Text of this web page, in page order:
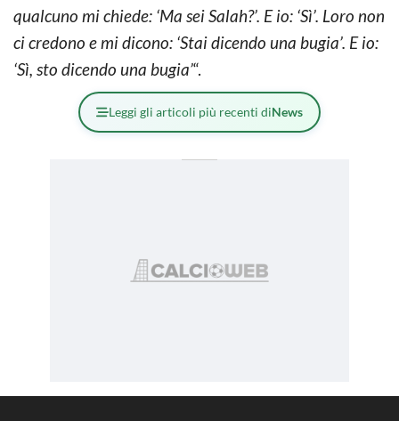
qualcuno mi chiede: ‘Ma sei Salah?’. E io: ‘Sì’. Loro non
ci credono e mi dicono: ‘Stai dicendo una bugia’. E io:
‘Sì, sto dicendo una bugia’“.
Leggi gli articoli più recenti diNews